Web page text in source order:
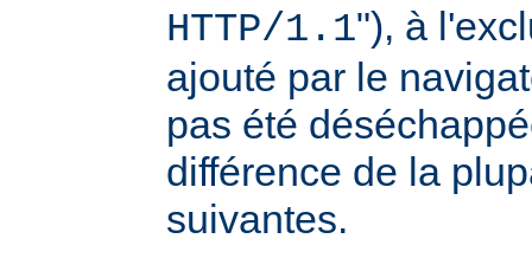
HTTP/1.1"), à
ajouté par le
pas été
différence de la
suivantes.